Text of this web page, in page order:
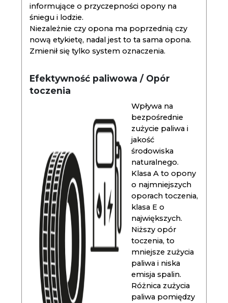
informujące o przyczepności opony na
śniegu i lodzie.
Niezależnie czy opona ma poprzednią czy
nową etykietę, nadal jest to ta sama opona.
Zmienił się tylko system oznaczenia.
Efektywność paliwowa / Opór
toczenia
Wpływa na
bezpośrednie
zużycie paliwa i
jakość
środowiska
naturalnego.
Klasa A to opony
o najmniejszych
oporach toczenia,
klasa E o
największych.
Niższy opór
toczenia, to
mniejsze zużycia
paliwa i niska
emisja spalin.
Różnica zużycia
paliwa pomiędzy